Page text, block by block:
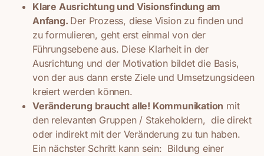
Klare Ausrichtung und Visionsfindung am
Anfang. Der Prozess, diese Vision zu finden und
zu formulieren, geht erst einmal von der
Führungsebene aus. Diese Klarheit in der
Ausrichtung und der Motivation bildet die Basis,
von der aus dann erste Ziele und Umsetzungsideen
kreiert werden können.
Veränderung braucht alle! Kommunikation mit
den relevanten Gruppen / Stakeholdern, die direkt
oder indirekt mit der Veränderung zu tun haben.
Ein nächster Schritt kann sein: Bildung einer